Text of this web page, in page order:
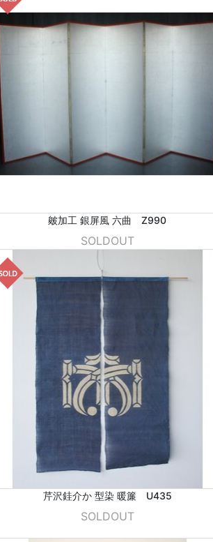
皴加工 銀屏風 六曲 Z990
SOLDOUT
芹沢銈介か 型染 暖簾 U435
SOLDOUT